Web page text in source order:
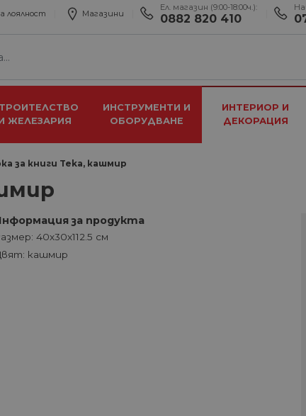
лоялност Магазини
Ел. магазин (9:00-18:00ч.):
0882 820 410
ЖЕЛЕЗАРИЯ
ИНСТРУМЕНТИ И
ОБОРУДВАНЕ
ИНТЕРИОР И
ДЕКОРАЦИЯ
за книги Teka, кашмир
за продукта
40х30х112.5 см
кашмир